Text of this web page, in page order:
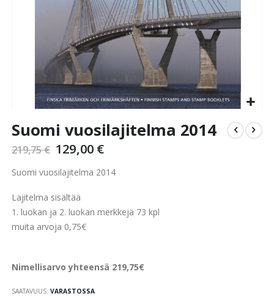
to
beginning
the
images
gallery
Suomi vuosilajitelma 2014
219,75 € 129,00 €
Suomi vuosilajitelma 2014
Lajitelma sisältää
1. luokan ja 2. luokan merkkejä 73 kpl
muita arvoja 0,75€
Nimellisarvo yhteensä 219,75€
SAATAVUUS: VARASTOSSA